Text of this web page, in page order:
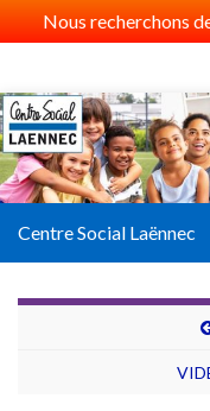
Nous recherchons
Centre Social Laënnec